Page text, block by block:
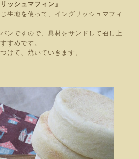
ッシュマフィン』
生地を使って、イングリッシュマフィ
ンですので、具材をサンドして召し上
すめです。
けて、焼いていきます。